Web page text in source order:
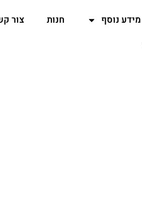
מידע נוסף חנות
צור